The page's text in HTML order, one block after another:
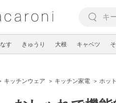
なす きゅうり 大根 キャベツ
キッチンウェア キッチン家電 ホッ